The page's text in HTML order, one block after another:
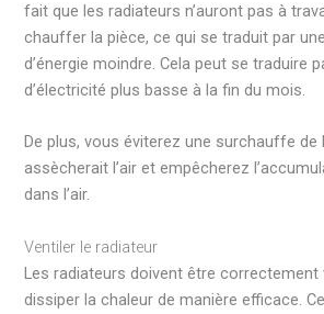
fait que les radiateurs n’auront pas à
chauffer la pièce, ce qui se traduit par
d’énergie moindre. Cela peut se traduire
d’électricité plus basse à la fin du mois.
De plus, vous éviterez une surchauffe de
assècherait l’air et empêcherez
dans l’air.
Ventiler le radiateur
Les radiateurs doivent être correctement
dissiper la chaleur de manière efficace.